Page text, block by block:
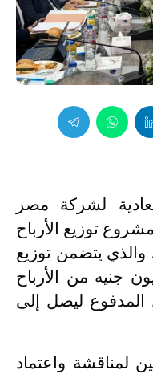
لشركة مصر
توزيع الأرباح
والذي يتضمن توزيع
بقيمة 100 مليون جنيه من الأرباح
المدفوع ليصل إلى
لمناقشة واعتماد